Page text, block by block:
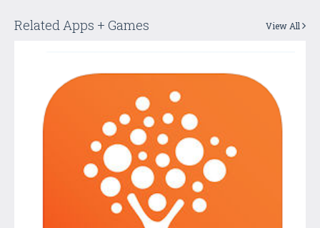
Related Apps + Games View All